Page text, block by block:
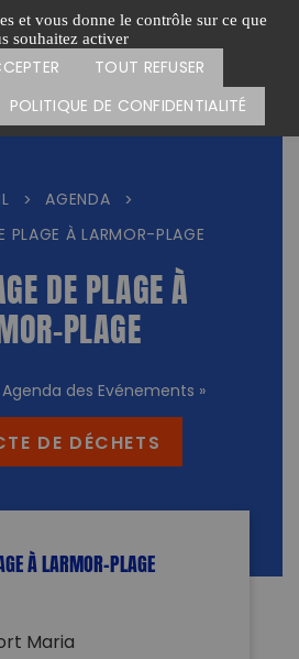
et vous donne le contrôle sur ce que
souhaitez activer
TOUT REFUSER
POLITIQUE DE CONFIDENTIALITÉ
Menu
FAIRE UN DON
> AGENDA
>
PLAGE À LARMOR-PLAGE
DE PLAGE À
PLAGE
des Evénements »
DE DÉCHETS
À LARMOR-PLAGE
Maria